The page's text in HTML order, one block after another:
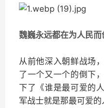
魏巍永远都在为人民而
从前他深入朝鲜战场
了一个又一个的倒下
下了《谁是最可爱的
军战士就是那最可爱的